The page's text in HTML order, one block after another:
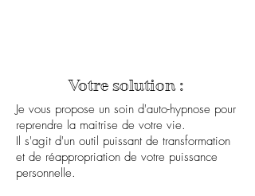
Votre solution :
Je vous propose un soin d'auto-hypnose pour
reprendre la maitrise de votre vie.
Il s'agit d'un outil puissant de transformation
et de réappropriation de votre puissance
personnelle.